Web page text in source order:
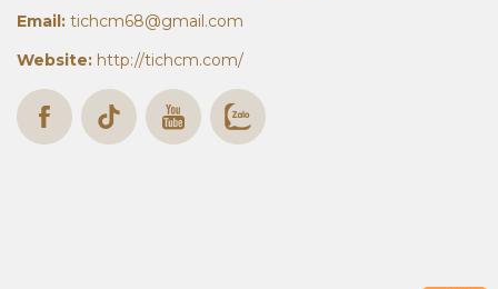
QUY TẮC 5S CỦA DOANH NGHIỆP
Email: tichcm68@gmail.com
Website: http://tichcm.com/